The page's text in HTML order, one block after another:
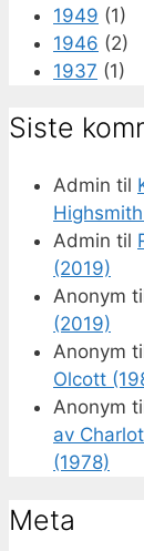
1949 (1)
1946 (2)
1937 (1)
Siste
Admin til
Admin til
(2019)
Anonym
(2019)
Anonym
Olcott
Anonym
av
(1978)
Meta